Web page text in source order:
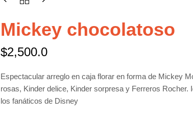
Mickey chocolatoso
$2,500.0
Espectacular arreglo en caja florar en forma de Mickey
rosas, Kinder delice, Kinder sorpresa y Ferreros Rocher.
los fanáticos de Disney